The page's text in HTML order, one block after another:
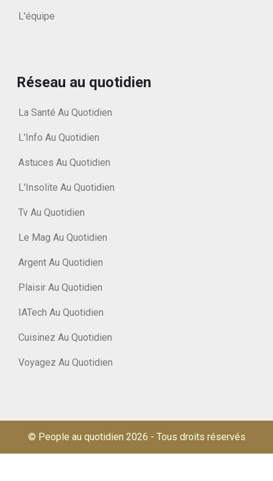
L'équipe
Réseau au quotidien
La Santé Au Quotidien
L'Info Au Quotidien
Astuces Au Quotidien
L'Insolite Au Quotidien
Tv Au Quotidien
Le Mag Au Quotidien
Argent Au Quotidien
Plaisir Au Quotidien
IATech Au Quotidien
Cuisinez Au Quotidien
Voyagez Au Quotidien
© People au quotidien 2026 - Tous droits réservés